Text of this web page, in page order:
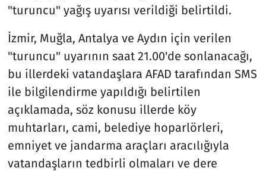
"turuncu" yağış uyarısı verildiği belirtildi.
İzmir, Muğla, Antalya ve Aydın için verilen
"turuncu" uyarının saat 21.00'de sonlanacağı,
bu illerdeki vatandaşlara AFAD tarafından SMS
ile bilgilendirme yapıldığı belirtilen
açıklamada, söz konusu illerde köy
muhtarları, cami, belediye hoparlörleri,
emniyet ve jandarma araçları aracılığıyla
vatandaşların tedbirli olmaları ve dere
Televizyon